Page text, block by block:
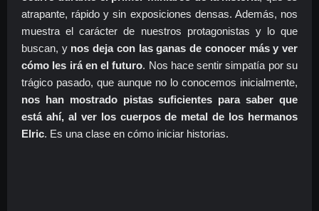
atrapante, rápido y sin exposiciones densas. Además, nos
muestra el carácter de nuestros protagonistas y lo que
buscan, y nos deja con las ganas de conocer más y ver
cómo les irá en el futuro. Nos hace sentir simpatía por su
trágico pasado, que aunque no lo conocemos inicialmente,
nos han mostrado pistas suficientes para saber que
está ahí, al ver los cuerpos de metal de los hermanos
Elric. Es una clase en cómo iniciar historias.